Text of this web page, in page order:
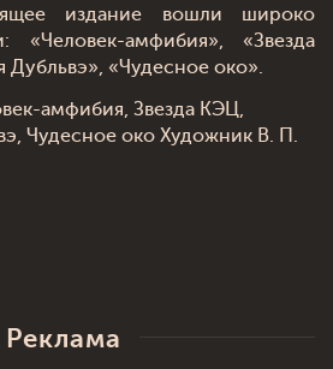
издание вошли широко
«Человек-амфибия», «Звезда
Дубльвэ», «Чудесное око».
амфибия, Звезда КЭЦ,
Чудесное око Художник В. П.
Реклама